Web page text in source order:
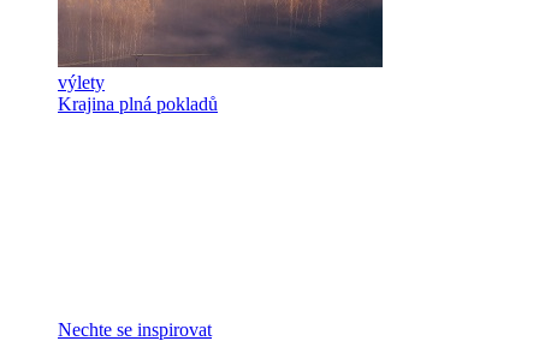
výlety
Krajina plná pokladů
Nechte se inspirovat